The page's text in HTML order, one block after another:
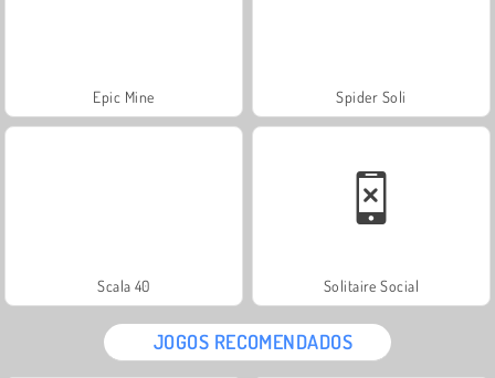
Epic Mine Spider Soli
Scala 40 Solitaire Social
JOGOS RECOMENDADOS